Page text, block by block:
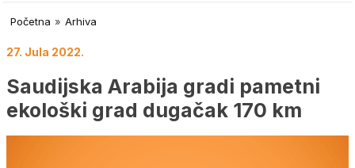
Početna » Arhiva
27. Jula 2022.
Saudijska Arabija gradi pametni
ekološki grad dugačak 170 km